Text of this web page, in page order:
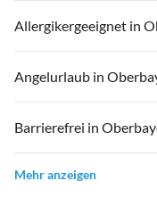
Allergikergeeignet in
Angelurlaub in
Barrierefrei in
Mehr anzeigen